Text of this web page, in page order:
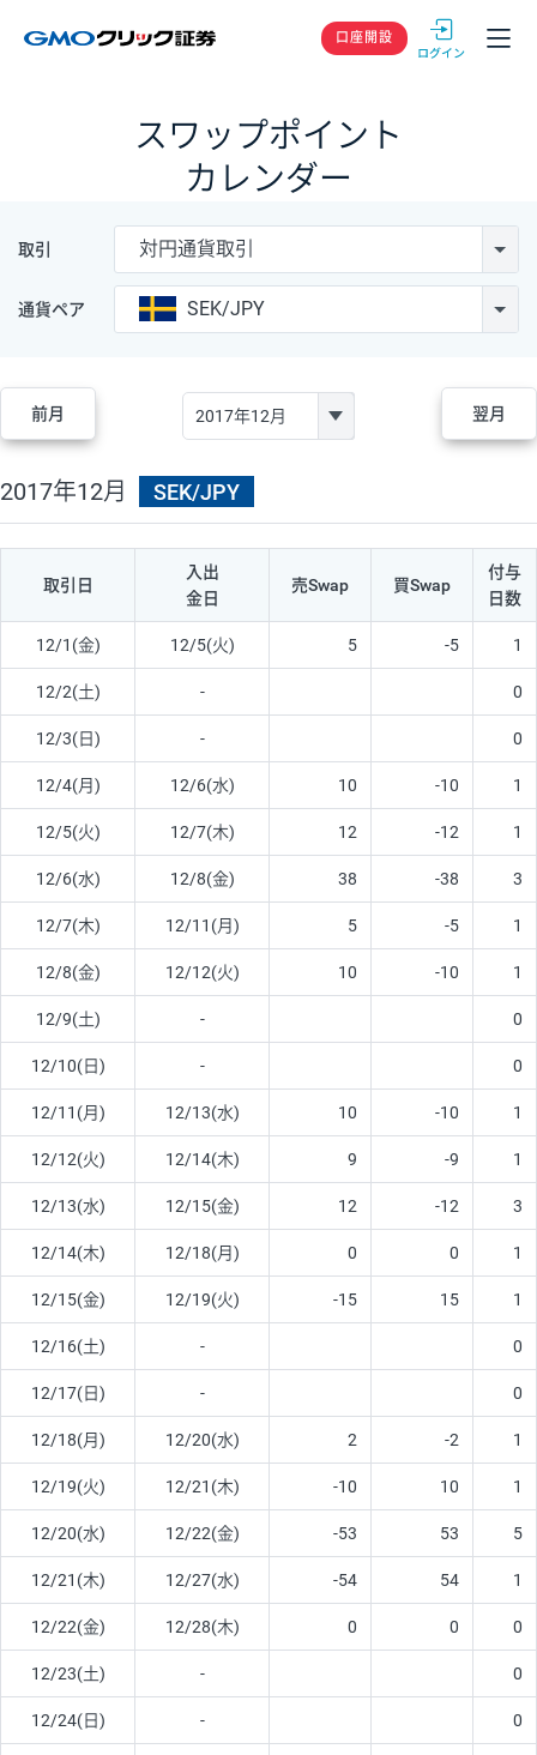
GMOクリック
口座開設
スワップポイント
カレンダー
取引 対円通貨取引
通貨ペア SEK/JPY
前月 翌月
2017年12月 SEK/JPY
取引日
入出
金日
売Swap 買Swap
付与
日数
12/1(金) 12/5(火) 5 -5 1
12/2(土) - 0
12/3(日) - 0
12/4(月) 12/6(水) 10 -10 1
12/5(火) 12/7(木) 12 -12 1
12/6(水) 12/8(金) 38 -38 3
12/7(木) 12/11(月) 5 -5 1
12/8(金) 12/12(火) 10 -10 1
12/9(土) - 0
12/10(日) - 0
12/11(月) 12/13(水) 10 -10 1
12/12(火) 12/14(木) 9 -9 1
12/13(水) 12/15(金) 12 -12 3
12/14(木) 12/18(月) 0 0 1
12/15(金) 12/19(火) -15 15 1
12/16(土) - 0
12/17(日) - 0
12/18(月) 12/20(水) 2 -2 1
12/19(火) 12/21(木) -10 10 1
12/20(水) 12/22(金) -53 53 5
12/21(木) 12/27(水) -54 54 1
12/22(金) 12/28(木) 0 0 0
12/23(土) - 0
12/24(日) - 0